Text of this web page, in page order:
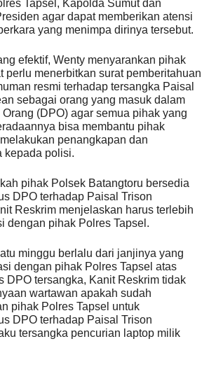
Tapsel, Kapolda Sumut dan
agar dapat memberikan atensi
yang menimpa dirinya tersebut.
efektif, Wenty menyarankan pihak
perlu menerbitkan surat pemberitahuan
resmi terhadap tersangka Paisal
sebagai orang yang masuk dalam
(DPO) agar semua pihak yang
bisa membantu pihak
penangkapan dan
kepada polisi.
pihak Polsek Batangtoru bersedia
DPO terhadap Paisal Trison
Reskrim menjelaskan harus terlebih
dengan pihak Polres Tapsel.
minggu berlalu dari janjinya yang
dengan pihak Polres Tapsel atas
DPO tersangka, Kanit Reskrim tidak
wartawan apakah sudah
pihak Polres Tapsel untuk
DPO terhadap Paisal Trison
tersangka pencurian laptop milik